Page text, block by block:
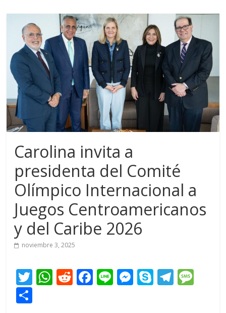
Carolina invita a
presidenta del Comité
Olímpico Internacional a
Juegos Centroamericanos
y del Caribe 2026
noviembre 3, 2025
T W R F Li M S T